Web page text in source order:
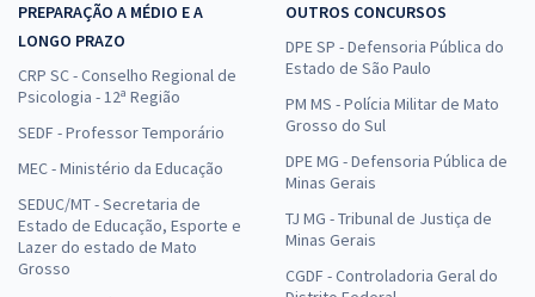
PREPARAÇÃO A MÉDIO E A
LONGO PRAZO
CRP SC - Conselho Regional de
Psicologia - 12ª Região
SEDF - Professor Temporário
MEC - Ministério da Educação
SEDUC/MT - Secretaria de
Estado de Educação, Esporte e
Lazer do estado de Mato
Grosso
OUTROS CONCURSOS
DPE SP - Defensoria Pública do
Estado de São Paulo
PM MS - Polícia Militar de Mato
Grosso do Sul
DPE MG - Defensoria Pública de
Minas Gerais
TJ MG - Tribunal de Justiça de
Minas Gerais
CGDF - Controladoria Geral do